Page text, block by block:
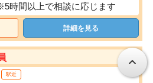
時間以上で相談に応じます
詳細を見る
駅近